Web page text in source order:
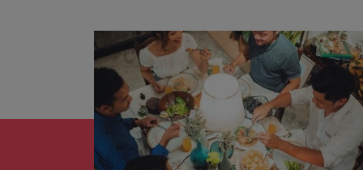
reliability standards before production. This
position offers the opportunity to
collaborate with global teams, drive cross-
functional projects, and contribute to the
successful launch of advanced
semiconductor products.